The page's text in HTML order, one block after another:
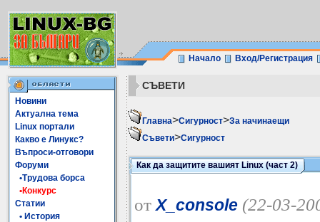
Начало Вход/Регистрация
Новини
Актуална тема
Linux портали
Какво е Линукс?
Въпроси-отговори
Форуми
•Трудова борса
•Конкурс
Статии
• История
СЪВЕТИ
Главна>Сигурност>За начинаещи
Съвети>Сигурност
Как да защитите вашият Linux (част 2)
от X_console (22-03-